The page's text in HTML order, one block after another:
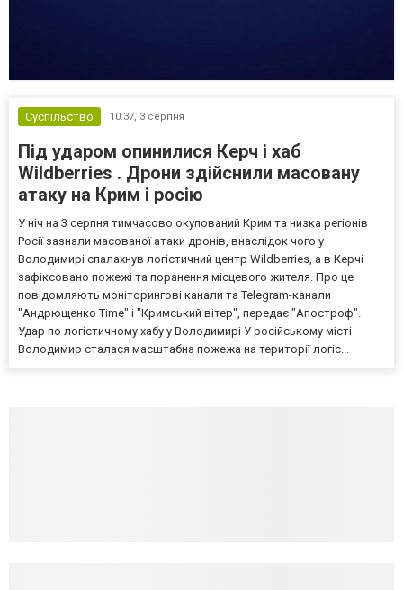
Суспільство 10:37, 3 серпня
Під ударом опинилися Керч і хаб
Wildberries . Дрони здійснили масовану
атаку на Крим і росію
У ніч на 3 серпня тимчасово окупований Крим та низка регіонів
Росії зазнали масованої атаки дронів, внаслідок чого у
Володимирі спалахнув логістичний центр Wildberries, а в Керчі
зафіксовано пожежі та поранення місцевого жителя. Про це
повідомляють моніторингові канали та Telegram-канали
"Андрющенко Time" і "Кримський вітер", передає "Апостроф".
Удар по логістичному хабу у Володимирі У російському місті
Володимир сталася масштабна пожежа на території логіс...